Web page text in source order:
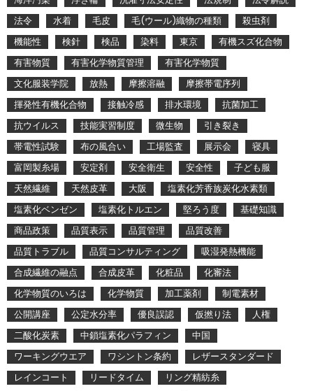
法令
水着 毛皮 毛(ウール)織物の種類
殺虫剤
機能性
検針 検品 染料 東京
有機スズ化合物
有害物質
有害化学物質管理
有害化学物質
文化服装学院
放熱 摩擦溶融
摩擦帯電序列
揮発性有機化合物
接触冷感 排水環境
抗菌加工
抗ウイルス
技能実習制度 微生物
引き裂き
帯電性試験
布の風合い 工場監査 展示会
寝具
富岡製糸場
安定剤 安全衛生 安全性
子ども服
天然繊維
天然皮革 大阪
塩素化芳香族炭化水素類
塩素化ベンゼン
塩素化トルエン 堅ろう度
基礎知識
商品政策
品質表示 品質管理
品質改善
品質トラブル
品質コンサルティング
吸湿発熱機能
合成繊維の融点
合成皮革 化粧品
化審法
化学物質のいろは
化学物質 加工薬剤
制電素材
公開講座
公定水分率 優良誤認 仮撚り法
人権
二酸化炭素
中鎖塩素化パラフィン
中国
ワーキングウエア
ワシントン条約
レザースタンダード
レインコート
リードタイム
リング精紡糸